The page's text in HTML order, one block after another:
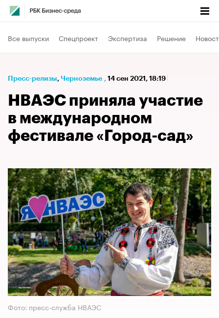
Все выпуски Спецпроект Экспертиза Решение
Пресс-релизы⁠, Черноземье , 14 сен 2021, 18:19
НВАЭС приняла участие
в международном
фестивале «Город-сад»
Фото: пресс-служба НВАЭС